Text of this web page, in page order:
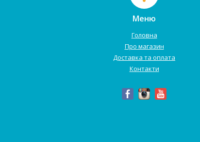
Меню
Головна
Про магазин
Доставка та оплата
Контакти